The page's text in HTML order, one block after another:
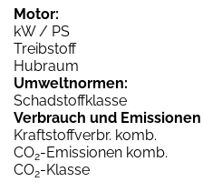
Motor:
kW / PS
Treibstoff
Hubraum
Umweltnormen:
Schadstoffklasse
Verbrauch und Emissionen
Kraftstoffverbr. komb.
CO2-Emissionen komb.
CO2-Klasse